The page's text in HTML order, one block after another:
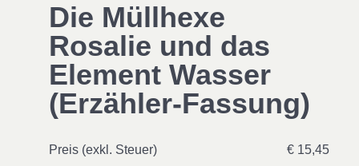
Die Müllhexe
Rosalie und das
Element Wasser
(Erzähler-Fassung)
Preis (exkl. Steuer)
€ 15,45